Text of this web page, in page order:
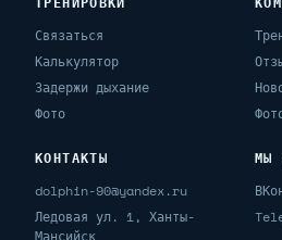
Связаться
Калькулятор
Задержи дыхание
Фото
КОНТАКТЫ
dolphin-90@yandex.ru
Ледовая ул. 1, Ханты-
МЫ